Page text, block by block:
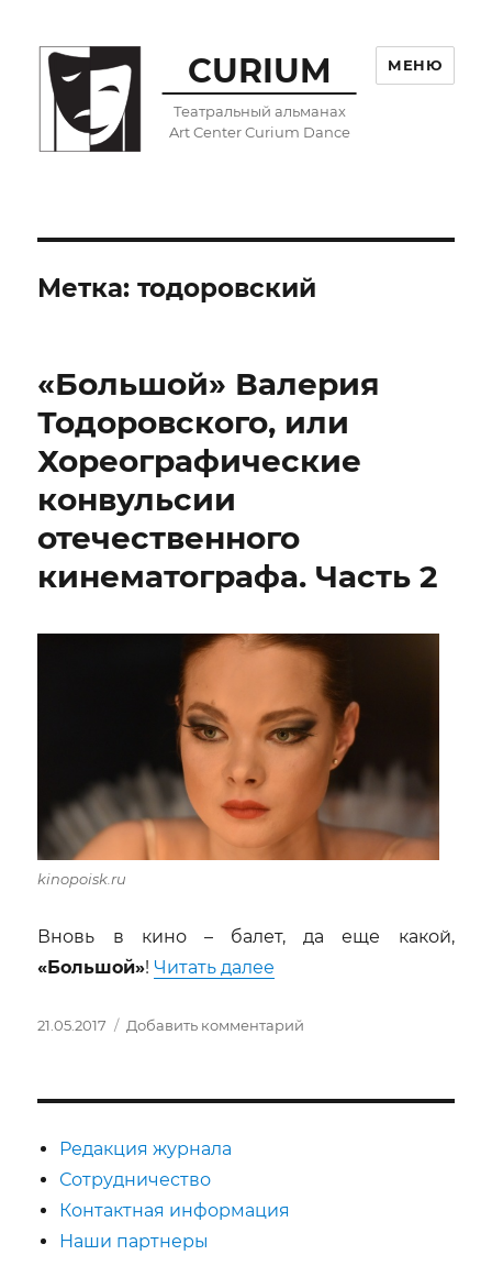
CURIUM
Театральный альманах
Art Center Curium Dance
МЕНЮ
Метка:тодоровский
«Большой» Валерия
Тодоровского, или
Хореографические
конвульсии
отечественного
кинематографа. Часть 2
kinopoisk.ru
Вновь в кино – балет, да еще какой,
«Большой»! Читать далее
Опубликовано
21.05.2017 Добавить комментарий
Редакция журнала
Сотрудничество
Контактная информация
Наши партнеры